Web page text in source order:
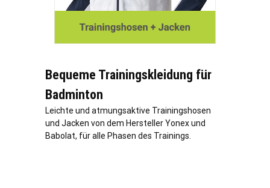
Bequeme Trainingskleidung für
Badminton
Leichte und atmungsaktive Trainingshosen
und Jacken von dem Hersteller Yonex und
Babolat, für alle Phasen des Trainings.